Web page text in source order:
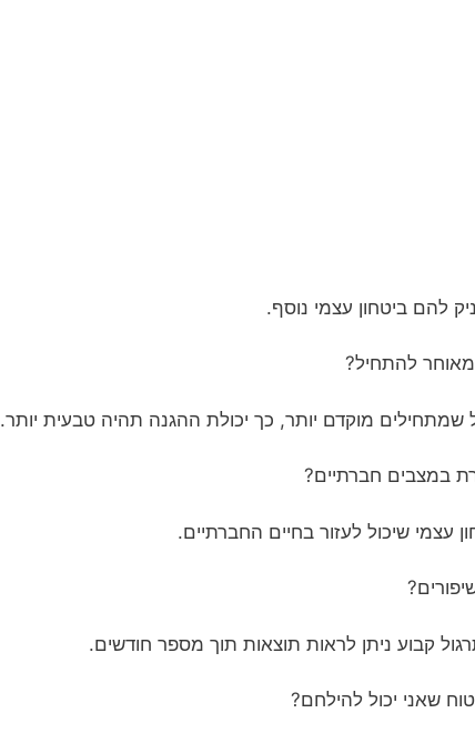
להם ביטחון עצמי נוסף.
שמתחילים מוקדם יותר, כך יכולת ההגנה תהיה טבעית יותר.
עצמי שיכול לעזור בחיים החברתיים.
קבוע ניתן לראות תוצאות תוך מספר חודשים.